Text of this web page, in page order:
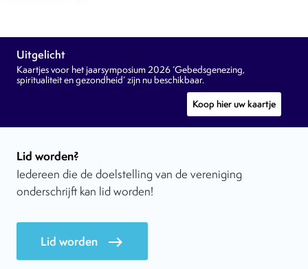
Uitgelicht
Kaartjes voor het jaarsymposium 2026 ‘Gebedsgenezing,
spiritualiteit en gezondheid’ zijn nu beschikbaar.
Koop hier uw kaartje
Lid worden?
Iedereen die de doelstelling van de vereniging
onderschrijft kan lid worden!
Lid worden east